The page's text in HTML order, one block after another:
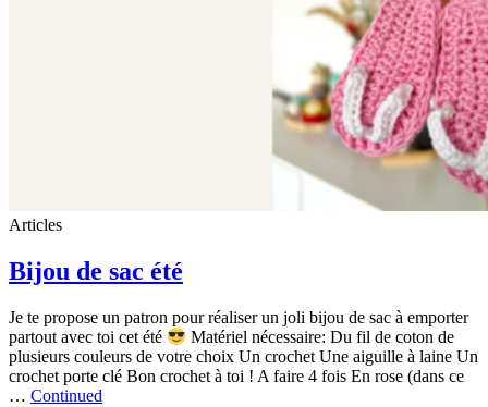
Articles
Bijou de sac été
Je te propose un patron pour réaliser un joli bijou de sac à emporter
partout avec toi cet été
Matériel nécessaire: Du fil de coton de
plusieurs couleurs de votre choix Un crochet Une aiguille à laine Un
crochet porte clé Bon crochet à toi ! A faire 4 fois En rose (dans ce
… Continued